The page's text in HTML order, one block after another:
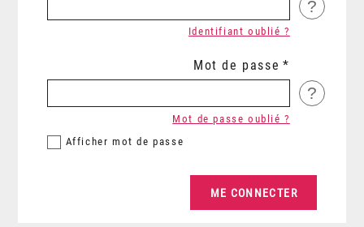
?
Identifiant oublié ?
Mot de passe
?
Afficher mot de passe
Mot de passe oublié ?